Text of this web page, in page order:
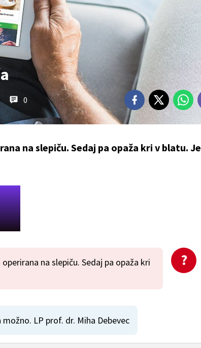
0
na slepiču. Sedaj pa opaža kri v blatu. Je
na slepiču. Sedaj pa opaža kri
LP prof. dr. Miha Debevec